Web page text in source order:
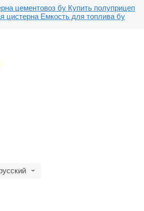
цементовоз бу Купить полуприцеп
цистерна Емкость для топлива бу